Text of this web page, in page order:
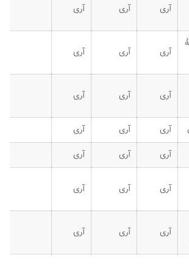
آری آری آری
آری آری آری
آری آری آری
آری آری
آری
آری آری آری
آری آری آری
آری آری آری